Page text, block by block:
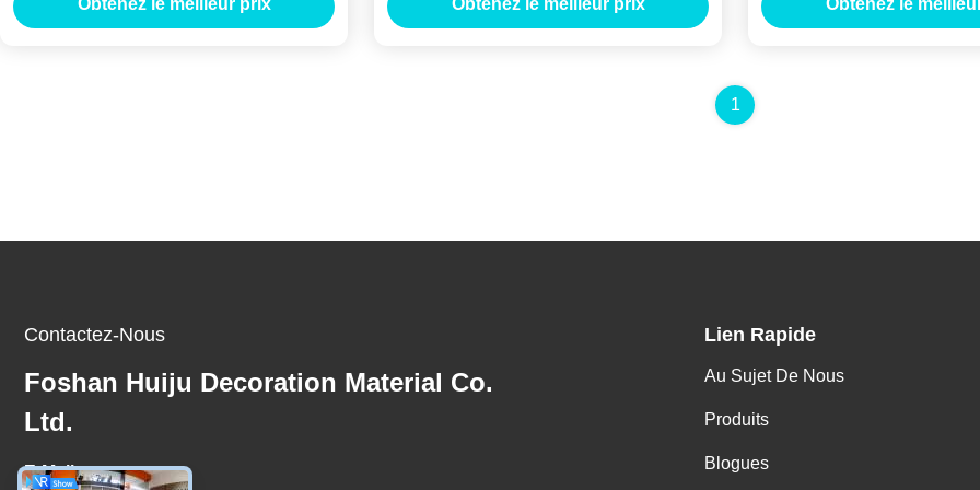
en mélamine
Obtenez le meilleur prix
mélamine
Obtenez le meilleur prix
Obtenez le
1
Contactez-Nous
Foshan Huiju Decoration Material Co.
Ltd.
E-Mail
Lien Rapide
Au Sujet De Nous
Produits
Blogues